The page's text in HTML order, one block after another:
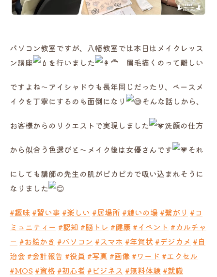
パソコン教室ですが、八幡教室では本日はメイクレッス
ン講座
を行いました 眉毛描くのって難しい
ですよね〜アイシャドウも長年同じだったり、ベースメ
イクを丁寧にするのも面倒になり
そんな話しから、
お客様からのリクエストで実現しました 洗顔の仕方
から似合う色選びと〜メイク後は女優さんです それ
にしても講師の先生の肌がピカピカで吸い込まれそうに
なりました
#趣味 #習い事 #楽しい #居場所 #憩いの場 #繋がり #コ
ミュニティー #認知 #脳トレ #健康 #イベント #カルチャ
ー #お絵かき #パソコン #スマホ #年賀状 #デジカメ #自
治会 #会計報告 #役員 #写真 #画像 #ワード #エクセル
#MOS #資格 #初心者 #ビジネス #無料体験 #就職